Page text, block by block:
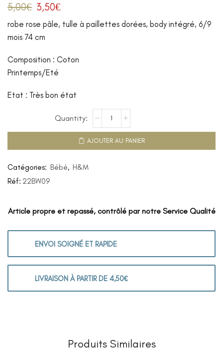
5,00€ 3,50€
robe rose pâle, tulle à paillettes dorées, body intégré, 6/9
mois 74 cm
Composition : Coton
Printemps/Eté
Etat : Très bon état
AJOUTER AU PANIER
Catégories: Bébé, H&M
Réf: 22BW09
Article propre et repassé, contrôlé par notre Service Qualité
ENVOI SOIGNÉ ET RAPIDE
LIVRAISON À PARTIR DE 4,50€
Produits Similaires